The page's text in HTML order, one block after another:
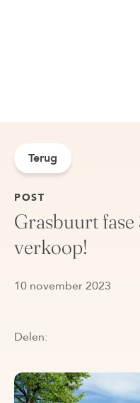
Terug
POST
Grasbuurt
verkoop!
10 november 2023
Delen: